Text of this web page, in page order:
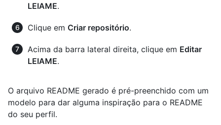
LEIAME.
Clique em Criar repositório.
Acima da barra lateral direita, clique em Editar
LEIAME.
O arquivo README gerado é pré-preenchido com um
modelo para dar alguma inspiração para o README
do seu perfil.